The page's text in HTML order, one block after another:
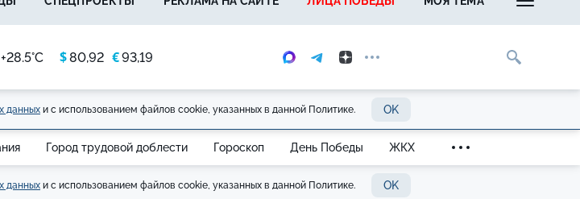
+28.5°C $80,92 €93,19
данных и с использованием файлов cookie, указанных в данной Политике. OK
Город трудовой доблести Гороскоп День Победы ЖКХ
данных и с использованием файлов cookie, указанных в данной Политике. OK